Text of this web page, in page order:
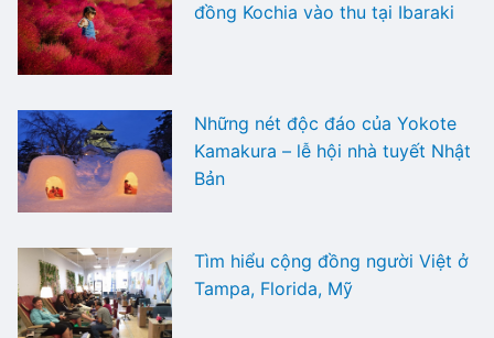
đồng Kochia vào thu tại Ibaraki
Những nét độc đáo của Yokote
Kamakura – lễ hội nhà tuyết Nhật
Bản
Tìm hiểu cộng đồng người Việt ở
Tampa, Florida, Mỹ